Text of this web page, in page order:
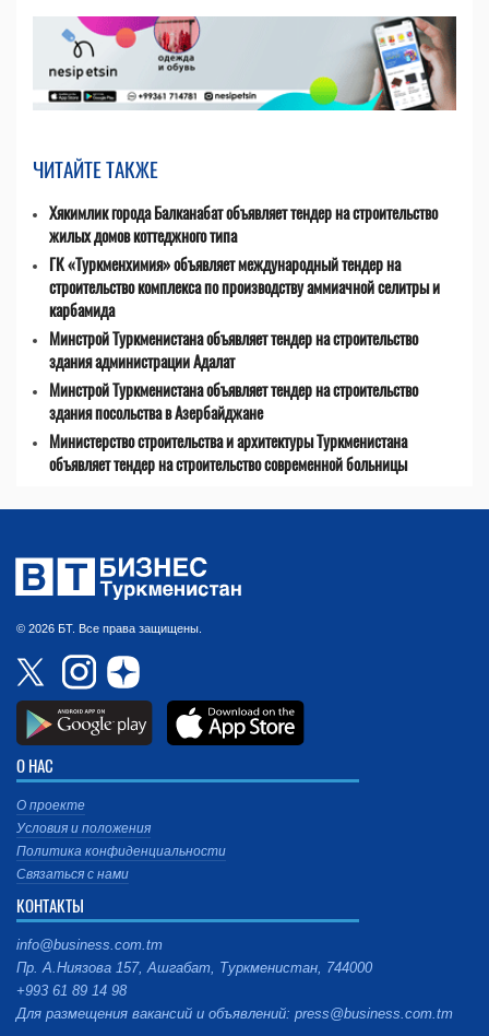
ЧИТАЙТЕ ТАКЖЕ
Хякимлик города Балканабат объявляет тендер на строительство
жилых домов коттеджного типа
ГК «Туркменхимия» объявляет международный тендер на
строительство комплекса по производству аммиачной селитры и
карбамида
Минстрой Туркменистана объявляет тендер на строительство
здания администрации Адалат
Минстрой Туркменистана объявляет тендер на строительство
здания посольства в Азербайджане
Министерство строительства и архитектуры Туркменистана
объявляет тендер на строительство современной больницы
© 2026 БТ. Все права защищены.
О НАС
О проекте
Условия и положения
Политика конфиденциальности
Связаться с нами
КОНТАКТЫ
info@business.com.tm
Пр. А.Ниязова 157, Ашгабат, Туркменистан, 744000
+993 61 89 14 98
Для размещения вакансий и объявлений: press@business.com.tm